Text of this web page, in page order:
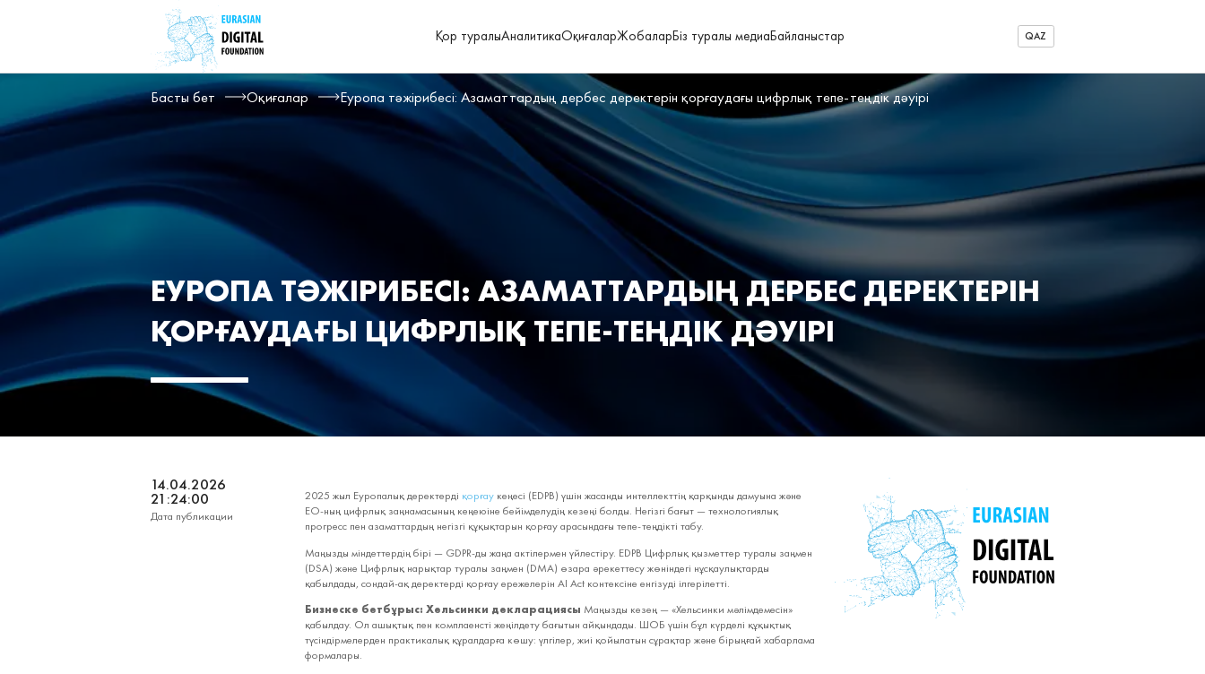
Қор туралыАналитикаОқиғаларЖобаларБіз туралы медиаБайланыстар QAZ
Басты бет Оқиғалар Еуропа тәжірибесі: Азаматтардың дербес деректерін қорғаудағы цифрлық тепе‑теңдік дәуірі
ЕУРОПА ТӘЖІРИБЕСІ: АЗАМАТТАРДЫҢ ДЕРБЕС ДЕРЕКТЕРІН
ҚОРҒАУДАҒЫ ЦИФРЛЫҚ ТЕПЕ‑ТЕҢДІК ДӘУІРІ
14.04.2026
21:24:00
Дата публикации
2025 жыл Еуропалық деректерді қорғаукеңесі (EDPB) үшін жасанды интеллекттің қарқынды дамуына және
ЕО‑ның цифрлық заңнамасының кеңеюіне бейімделудің кезеңі болды. Негізгі бағыт — технологиялық
прогресс пен азаматтардың негізгі құқықтарын қорғау арасындағы тепе‑теңдікті табу.
Маңызды міндеттердің бірі — GDPR‑ды жаңа актілермен үйлестіру. EDPB Цифрлық қызметтер туралы заңмен
(DSA) және Цифрлық нарықтар туралы заңмен (DMA) өзара әрекеттесу жөніндегі нұсқаулықтарды
қабылдады, сондай‑ақ деректерді қорғау ережелерін AI Act контексіне енгізуді ілгерілетті.
Бизнеске бетбұрыс: Хельсинки декларациясы Маңызды кезең — «Хельсинки мәлімдемесін»
қабылдау. Ол ашықтық пен комплаенсті жеңілдету бағытын айқындады. ШОБ үшін бұл күрделі құқықтық
түсіндірмелерден практикалық құралдарға көшу: үлгілер, жиі қойылатын сұрақтар және бірыңғай хабарлама
формалары.